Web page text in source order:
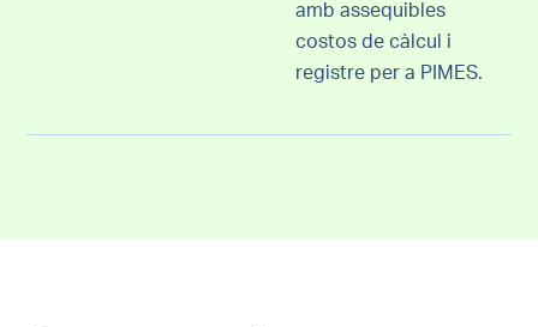
amb assequibles
costos de càlcul i
registre per a PIMES.